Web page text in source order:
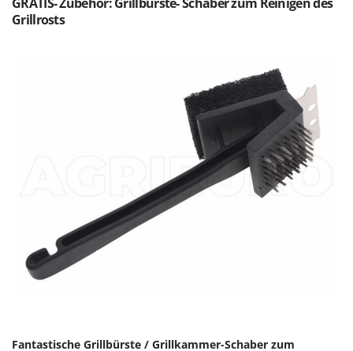
Master
More than chef
MOVA
Mowox
N
New O.M.R.A.
Grillrosts
Fantastische Grillbürste / Grillkammer-Schaber zum